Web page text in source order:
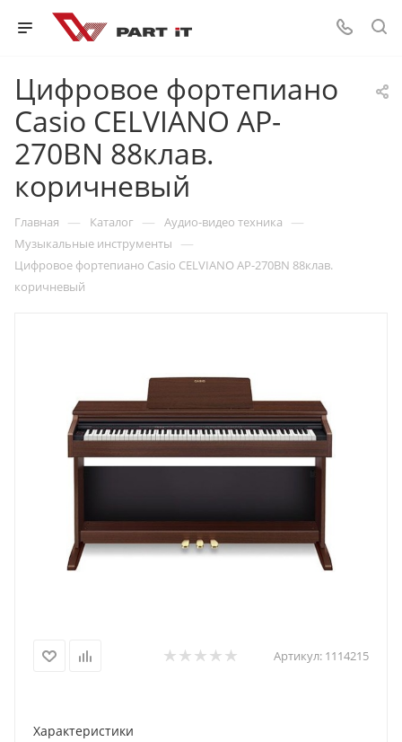
Цифровое фортепиано
Casio CELVIANO AP-
270BN 88клав.
коричневый
Главная — Каталог — Аудио-видео техника —
Музыкальные инструменты —
Цифровое фортепиано Casio CELVIANO AP-270BN 88клав.
коричневый
Артикул: 1114215
Характеристики